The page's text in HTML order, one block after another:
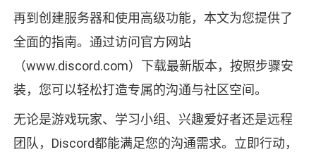
再到创建服务器和使用高级功能，本文为您提供了
全面的指南。通过访问官方网站
（www.discord.com）下载最新版本，按照步骤安
装，您可以轻松打造专属的沟通与社区空间。
无论是游戏玩家、学习小组、兴趣爱好者还是远程
团队，Discord都能满足您的沟通需求。立即行动，